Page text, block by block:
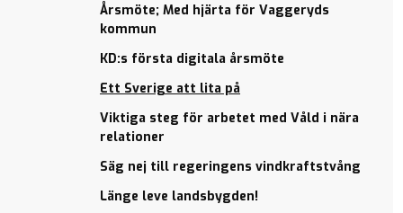
n
y
Årsmöte; Med hjärta för Vaggeryds
kommun
KD:s första digitala årsmöte
Ett Sverige att lita på
Viktiga steg för arbetet med Våld i nära
relationer
Säg nej till regeringens vindkraftstvång
Länge leve landsbygden!
Tillsätt
oberoende
granskning
Utökad
polisnärvaro
–
i Vaggeryds
Kommun
17/2
Henrik
Mjörnell får
vitsippepris
Årsmöte
När
politisk
debatterar
planfria
att avskaffa
valfrihet
Öka takten i
bostadsbyggandet
Jan